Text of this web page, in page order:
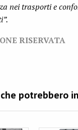
nei trasporti e
RISERVATA